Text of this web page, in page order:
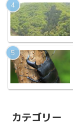
カテゴリー